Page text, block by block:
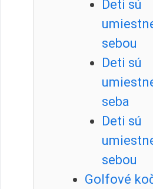
Deti sú
sebou
Deti sú
seba
Deti sú
sebou
Golfové